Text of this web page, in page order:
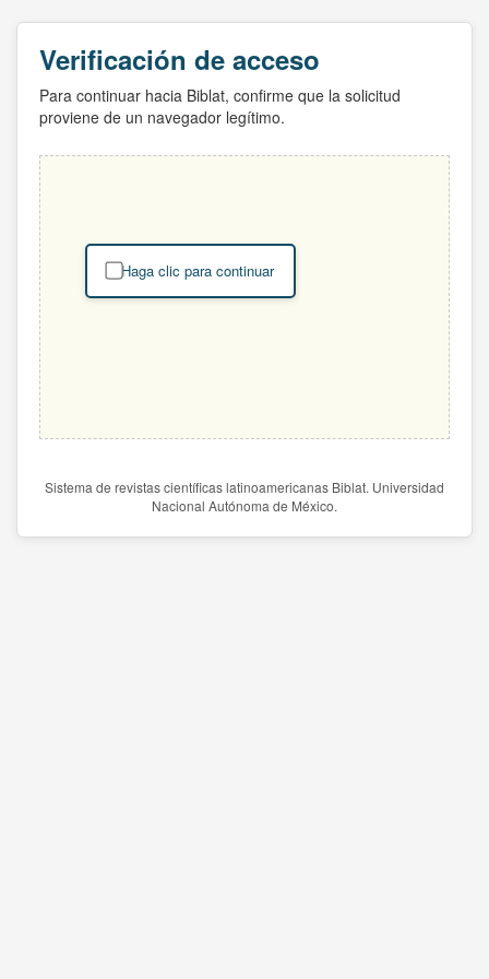
Verificación de acceso
Para continuar hacia Biblat, confirme que la solicitud
proviene de un navegador legítimo.
Haga clic para continuar
Sistema de revistas científicas latinoamericanas Biblat. Universidad
Nacional Autónoma de México.